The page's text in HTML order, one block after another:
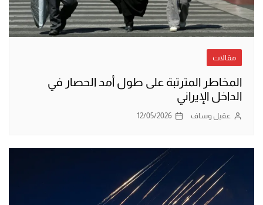
مقالات
المخاطر المترتبة على طول أمد الحصار في
الداخل الإيراني
عقيل وساف 12/05/2026